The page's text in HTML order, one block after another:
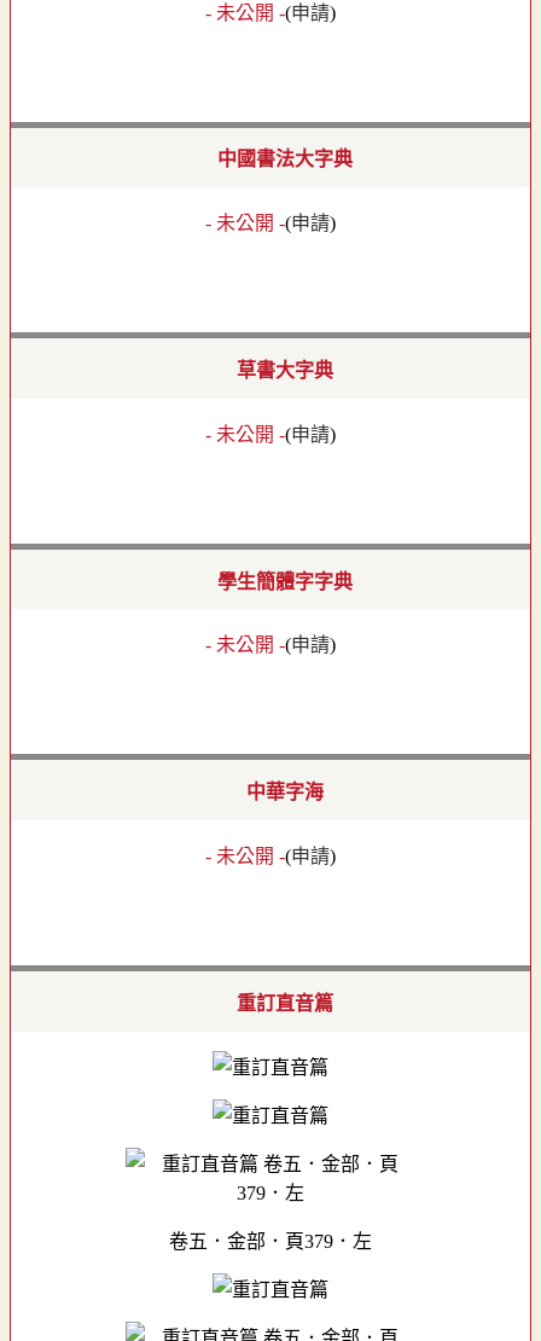
- 未公開 -(申請)
中國書法大字典
- 未公開 -(申請)
草書大字典
- 未公開 -(申請)
學生簡體字字典
- 未公開 -(申請)
中華字海
- 未公開 -(申請)
重訂直音篇
卷五．金部．頁379．左